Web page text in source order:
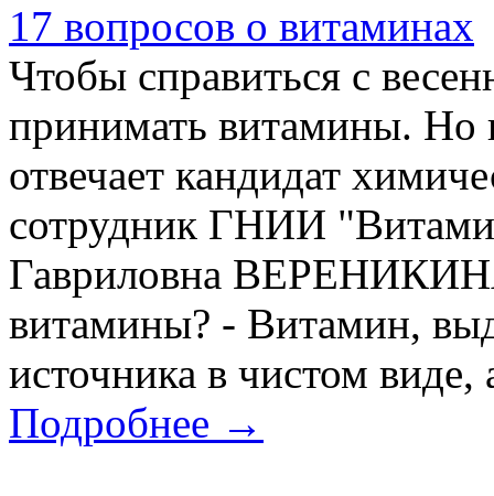
17 вопросов о витаминах
Чтобы справиться с
принимать витамины. Но
отвечает кандидат
сотрудник ГНИИ
Гавриловна
витамины? - Витамин,
источника в чистом
Подробнее →